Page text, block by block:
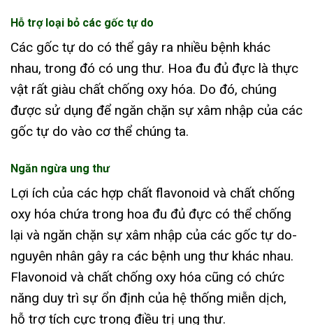
Hỗ trợ loại bỏ các gốc tự do
Các gốc tự do có thể gây ra nhiều bệnh khác
nhau, trong đó có ung thư. Hoa đu đủ đực là thực
vật rất giàu chất chống oxy hóa. Do đó, chúng
được sử dụng để ngăn chặn sự xâm nhập của các
gốc tự do vào cơ thể chúng ta.
Ngăn ngừa ung thư
Lợi ích của các hợp chất flavonoid và chất chống
oxy hóa chứa trong hoa đu đủ đực có thể chống
lại và ngăn chặn sự xâm nhập của các gốc tự do-
nguyên nhân gây ra các bệnh ung thư khác nhau.
Flavonoid và chất chống oxy hóa cũng có chức
năng duy trì sự ổn định của hệ thống miễn dịch,
hỗ trợ tích cực trong điều trị ung thư.